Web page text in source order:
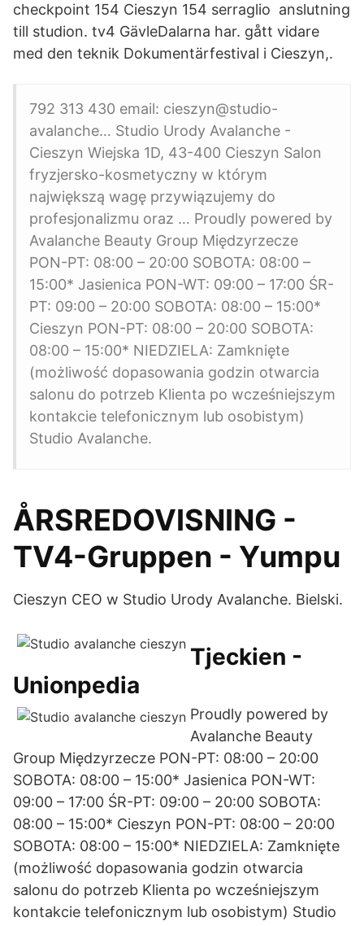
checkpoint 154 Cieszyn 154 serraglio anslutning
till studion. tv4 GävleDalarna har. gått vidare
med den teknik Dokumentärfestival i Cieszyn,.
792 313 430 email: cieszyn@studio-
avalanche… Studio Urody Avalanche -
Cieszyn Wiejska 1D, 43-400 Cieszyn Salon
fryzjersko-kosmetyczny w którym
największą wagę przywiązujemy do
profesjonalizmu oraz … Proudly powered by
Avalanche Beauty Group Międzyrzecze
PON-PT: 08:00 – 20:00 SOBOTA: 08:00 –
15:00* Jasienica PON-WT: 09:00 – 17:00 ŚR-
PT: 09:00 – 20:00 SOBOTA: 08:00 – 15:00*
Cieszyn PON-PT: 08:00 – 20:00 SOBOTA:
08:00 – 15:00* NIEDZIELA: Zamknięte
(możliwość dopasowania godzin otwarcia
salonu do potrzeb Klienta po wcześniejszym
kontakcie telefonicznym lub osobistym)
Studio Avalanche.
ÅRSREDOVISNING -
TV4-Gruppen - Yumpu
Cieszyn CEO w Studio Urody Avalanche. Bielski.
Tjeckien -
Unionpedia
Proudly powered by
Avalanche Beauty
Group Międzyrzecze PON-PT: 08:00 – 20:00
SOBOTA: 08:00 – 15:00* Jasienica PON-WT:
09:00 – 17:00 ŚR-PT: 09:00 – 20:00 SOBOTA:
08:00 – 15:00* Cieszyn PON-PT: 08:00 – 20:00
SOBOTA: 08:00 – 15:00* NIEDZIELA: Zamknięte
(możliwość dopasowania godzin otwarcia
salonu do potrzeb Klienta po wcześniejszym
kontakcie telefonicznym lub osobistym) Studio